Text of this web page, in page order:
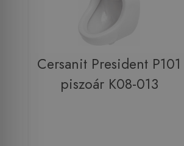
Cersanit President P101
piszoár K08-013